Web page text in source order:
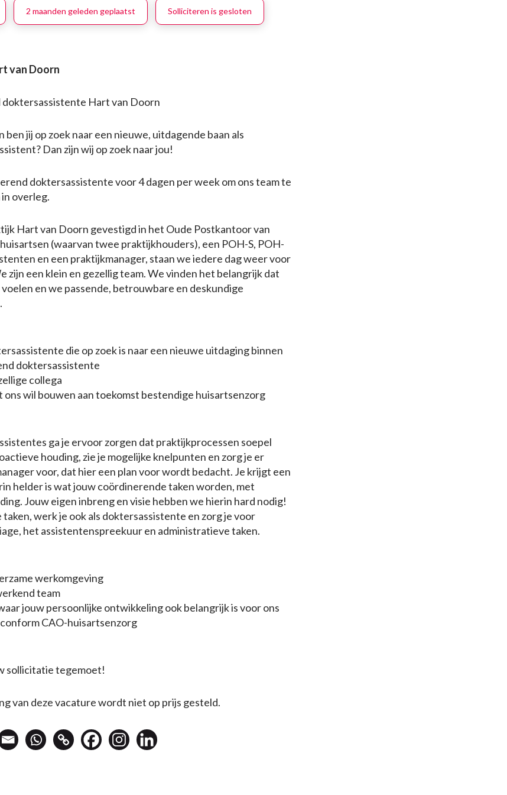
2 maanden geleden geplaatst Solliciteren is gesloten
van Doorn
Hart van Doorn
ben jij op zoek naar een nieuwe, uitdagende baan als
Dan zijn wij op zoek naar jou!
doktersassistente voor 4 dagen per week om ons team te
overleg.
Hart van Doorn gevestigd in het Oude Postkantoor van
(waarvan twee praktijkhouders), een POH-S, POH-
en een praktijkmanager, staan we iedere dag weer voor
zijn een klein en gezellig team. We vinden het belangrijk dat
en we passende, betrouwbare en deskundige
die op zoek is naar een nieuwe uitdaging binnen
doktersassistente
collega
ons wil bouwen aan toekomst bestendige huisartsenzorg
ga je ervoor zorgen dat praktijkprocessen soepel
houding, zie je mogelijke knelpunten en zorg je er
voor, dat hier een plan voor wordt bedacht. Je krijgt een
helder is wat jouw coördinerende taken worden, met
Jouw eigen inbreng en visie hebben we hierin hard nodig!
werk je ook als doktersassistente en zorg je voor
het assistentenspreekuur en administratieve taken.
werkomgeving
team
jouw persoonlijke ontwikkeling ook belangrijk is voor ons
CAO-huisartsenzorg
sollicitatie tegemoet!
van deze vacature wordt niet op prijs gesteld.